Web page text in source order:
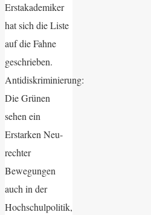
Erstakademiker
hat sich die Liste
auf die Fahne
geschrieben.
Antidiskriminierung:
Die Grünen
sehen ein
Erstarken Neu-
rechter
Bewegungen
auch in der
Hochschulpolitik,